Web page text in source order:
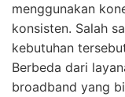
menggunakan
konsisten. Salah
kebutuhan
Berbeda dari
broadband yang